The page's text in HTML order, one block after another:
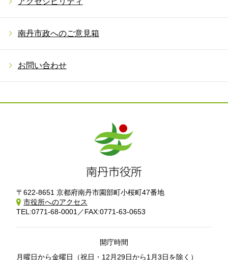
南丹市政へのご意見箱
お問い合わせ
〒622-8651 京都府南丹市園部町小桜町47番地
市役所へのアクセス
TEL:0771-68-0001／FAX:0771-63-0653
開庁時間
月曜日から金曜日
（祝日・12月29日から1月3日を除く）